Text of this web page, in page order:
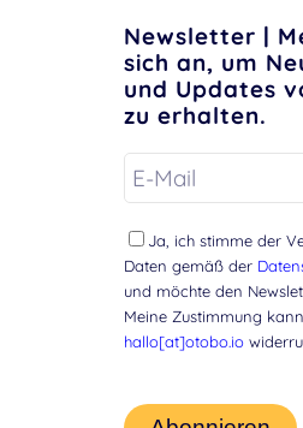
Newsletter |
sich an, um
und Updates
zu erhalten.
Ja, ich stimme der
Daten gemäß der
und möchte den
Meine Zustimmung
hallo[at]otobo.io